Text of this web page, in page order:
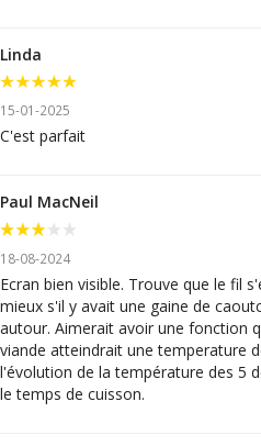
Linda
15-01-2025
C'est parfait
Paul MacNeil
18-08-2024
Ecran bien visible. Trouve que le fil
mieux s'il y avait une gaine de
autour. Aimerait avoir une fonction
viande atteindrait une temperature
l'évolution de la température des 5
le temps de cuisson.